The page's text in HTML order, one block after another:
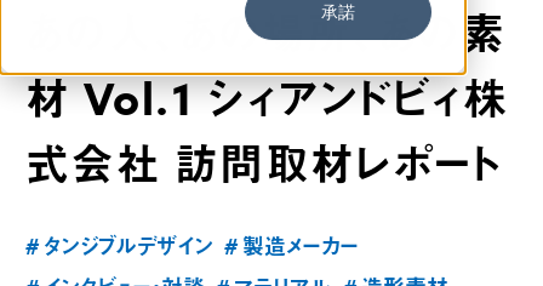
承諾
あの人、あの場所、あの素
材 Vol.1 シィアンドビィ株
式会社 訪問取材レポート
# タンジブルデザイン # 製造メーカー